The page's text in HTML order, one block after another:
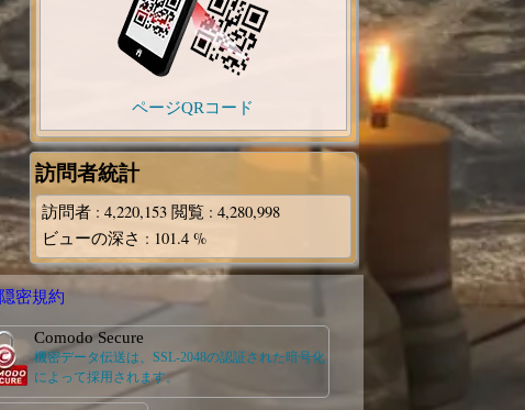
ページQRコード
訪問者統計
訪問者: 4,220,153 閲覧: 4,280,998
ビューの深さ : 101.4 %
隠密規約
Comodo Secure
機密データ伝送は、SSL-2048の認証された暗号化
によって採用されます。